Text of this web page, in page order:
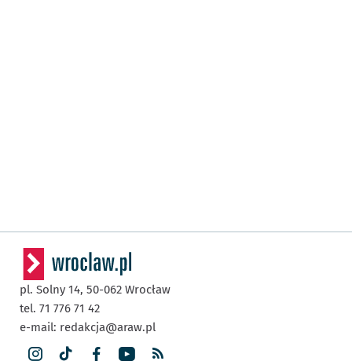
pl. Solny 14, 50-062 Wrocław
tel. 71 776 71 42
e-mail: redakcja@araw.pl